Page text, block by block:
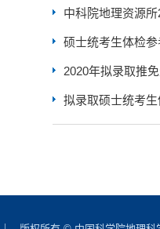
中科院地理资源
硕士统考生体检参
2020年拟录取推
拟录取硕士统考